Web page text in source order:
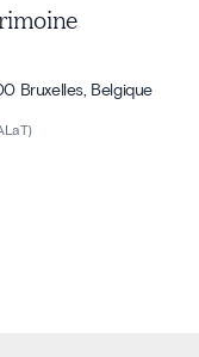
Bruxelles, Belgique